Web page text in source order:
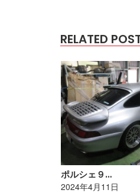
RELATED
ポルシェ９…
2024年4月11日